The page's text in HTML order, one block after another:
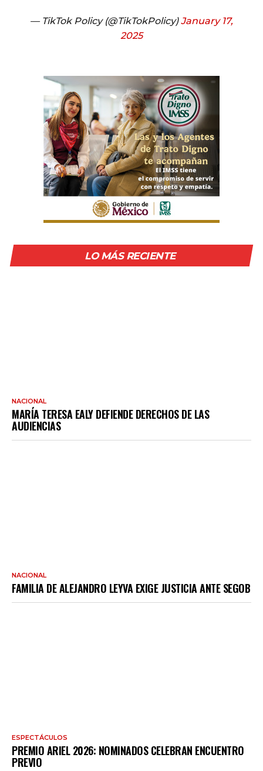
— TikTok Policy (@TikTokPolicy)January 17,
2025
LO MÁS RECIENTE
NACIONAL
MARÍA TERESA EALY DEFIENDE DERECHOS DE LAS
AUDIENCIAS
NACIONAL
FAMILIA DE ALEJANDRO LEYVA EXIGE JUSTICIA ANTE SEGOB
ESPECTÁCULOS
PREMIO ARIEL 2026: NOMINADOS CELEBRAN ENCUENTRO
PREVIO